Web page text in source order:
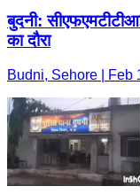
बुदनी:
का दौरा
Budni, Sehore | Feb